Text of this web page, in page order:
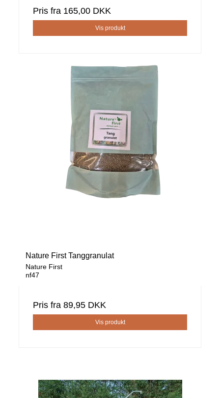
Pris fra 165,00 DKK
Vis produkt
Nature First Tanggranulat
Nature First
nf47
Pris fra 89,95 DKK
Vis produkt